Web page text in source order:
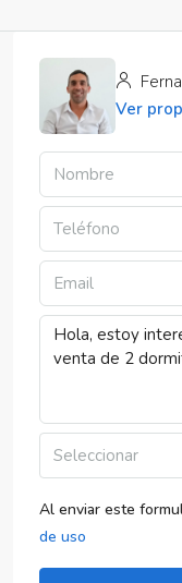
Ver
Seleccionar
Al enviar este
de uso